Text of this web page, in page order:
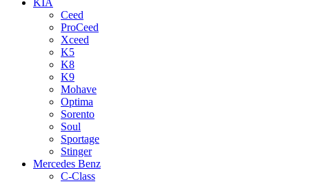
KIA
Ceed
ProCeed
Xceed
K5
K8
K9
Mohave
Optima
Sorento
Soul
Sportage
Stinger
Mercedes Benz
C-Class